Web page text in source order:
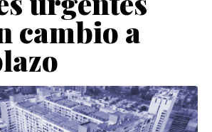
cambio a